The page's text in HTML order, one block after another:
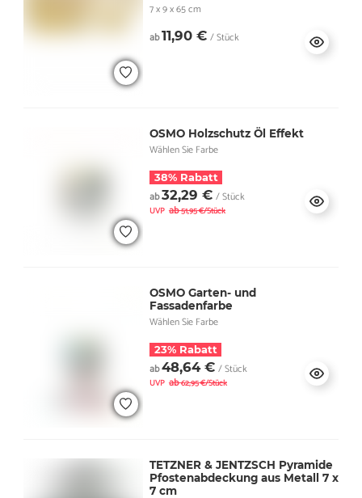
7 x 9 x 65 cm
ab11,90 € / Stück
OSMO Holzschutz Öl Effekt
Wählen Sie Farbe
38% Rabatt
ab32,29 € / Stück
UVP ab51,95 €/Stück
OSMO Garten- und
Fassadenfarbe
Wählen Sie Farbe
23% Rabatt
ab48,64 € / Stück
UVP ab62,95 €/Stück
TETZNER & JENTZSCH Pyramide
Pfostenabdeckung aus Metall 7 x
7 cm